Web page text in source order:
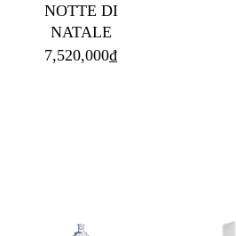
NOTTE DI
NATALE
7,520,000₫